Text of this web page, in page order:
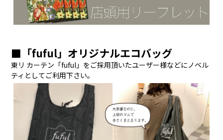
■「fuful」オリジナルエコバッグ
東リ カーテン「fuful」をご採用頂いたユーザー様などにノベル
ティとしてご利用下さい。